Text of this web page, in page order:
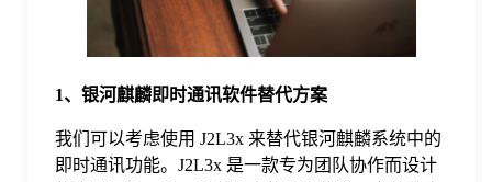
1、银河麒麟即时通讯软件替代方案
我们可以考虑使用 J2L3x 来替代银河麒麟系统中的
即时通讯功能。J2L3x 是一款专为团队协作而设计